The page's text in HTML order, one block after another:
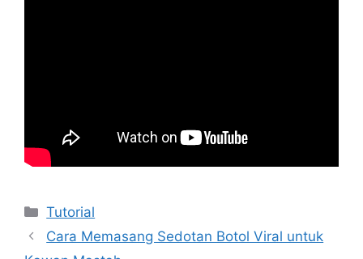
Kategori
Tutorial
Cara Memasang Sedotan Botol Viral untuk